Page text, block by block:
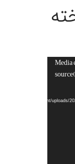
Media
content/uploads/